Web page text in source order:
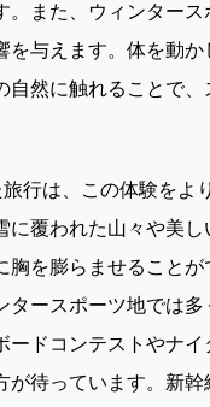
。また、ウィンタース
を与えます。体を動
自然に触れることで
旅行は、この体験をよ
に覆われた山々や美
胸を膨らませることが
タースポーツ地では多
ードコンテストやナイ
が待っています。新幹